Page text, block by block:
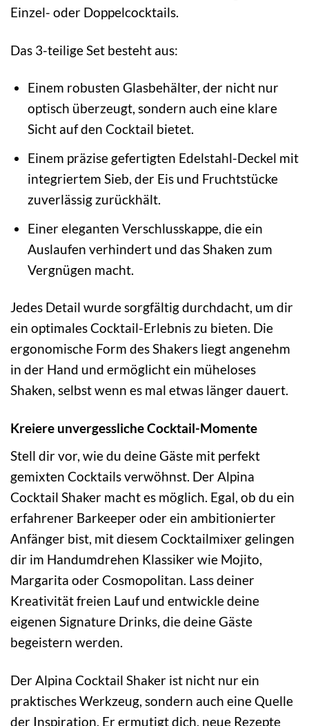
Einzel- oder Doppelcocktails.
Das 3-teilige Set besteht aus:
Einem robusten Glasbehälter, der nicht nur
optisch überzeugt, sondern auch eine klare
Sicht auf den Cocktail bietet.
Einem präzise gefertigten Edelstahl-Deckel mit
integriertem Sieb, der Eis und Fruchtstücke
zuverlässig zurückhält.
Einer eleganten Verschlusskappe, die ein
Auslaufen verhindert und das Shaken zum
Vergnügen macht.
Jedes Detail wurde sorgfältig durchdacht, um dir
ein optimales Cocktail-Erlebnis zu bieten. Die
ergonomische Form des Shakers liegt angenehm
in der Hand und ermöglicht ein müheloses
Shaken, selbst wenn es mal etwas länger dauert.
Kreiere unvergessliche Cocktail-Momente
Stell dir vor, wie du deine Gäste mit perfekt
gemixten Cocktails verwöhnst. Der Alpina
Cocktail Shaker macht es möglich. Egal, ob du ein
erfahrener Barkeeper oder ein ambitionierter
Anfänger bist, mit diesem Cocktailmixer gelingen
dir im Handumdrehen Klassiker wie Mojito,
Margarita oder Cosmopolitan. Lass deiner
Kreativität freien Lauf und entwickle deine
eigenen Signature Drinks, die deine Gäste
begeistern werden.
Der Alpina Cocktail Shaker ist nicht nur ein
praktisches Werkzeug, sondern auch eine Quelle
der Inspiration. Er ermutigt dich, neue Rezepte